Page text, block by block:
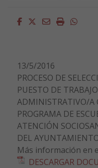
Facebook
Twitter
EmailImprimir
13/5/2016
PROCESO DE
PUESTO DE
ADMINISTRATIVO/A
PROGRAMA DE
ATENCIÓN
DEL
Más información en
DESCARGAR